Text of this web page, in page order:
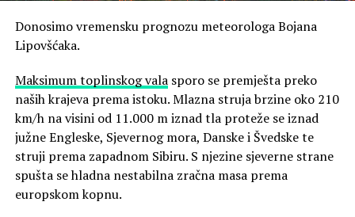
N1
Danas ćevrijeme biti promjenljivo, a na srednjem i
južnom Jadranu pretežno sunčano i vruće. U
sjeverozapadnim krajevima unutrašnjosti i na sjevernom
Jadranu umjereno do pretežno oblačno, uz jak razvoj
kumulusne naoblake. Grmljavinski pljuskovi i mahoviti
udari vjetra već prijepodne u Istri, na Kvarneru te u
Donosimo vremensku prognozu meteorologa Bojana
Lipovšćaka.
Maksimum toplinskog valasporo se premješta preko
naših krajeva prema istoku. Mlazna struja brzine oko 210
km/h na visini od 11.000 m iznad tla proteže se iznad
južne Engleske, Sjevernog mora, Danske i Švedske te
struji prema zapadnom Sibiru. S njezine sjeverne strane
spušta se hladna nestabilna zračna masa prema
europskom kopnu.